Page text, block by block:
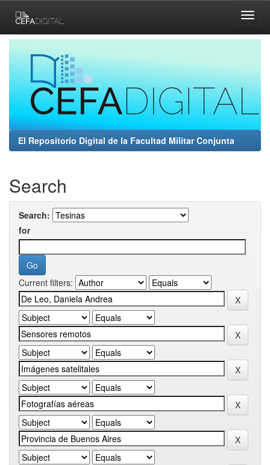
navigation
El Repositorio Digital de la Facultad Militar Conjunta
Search
Search:
for
Current filters: